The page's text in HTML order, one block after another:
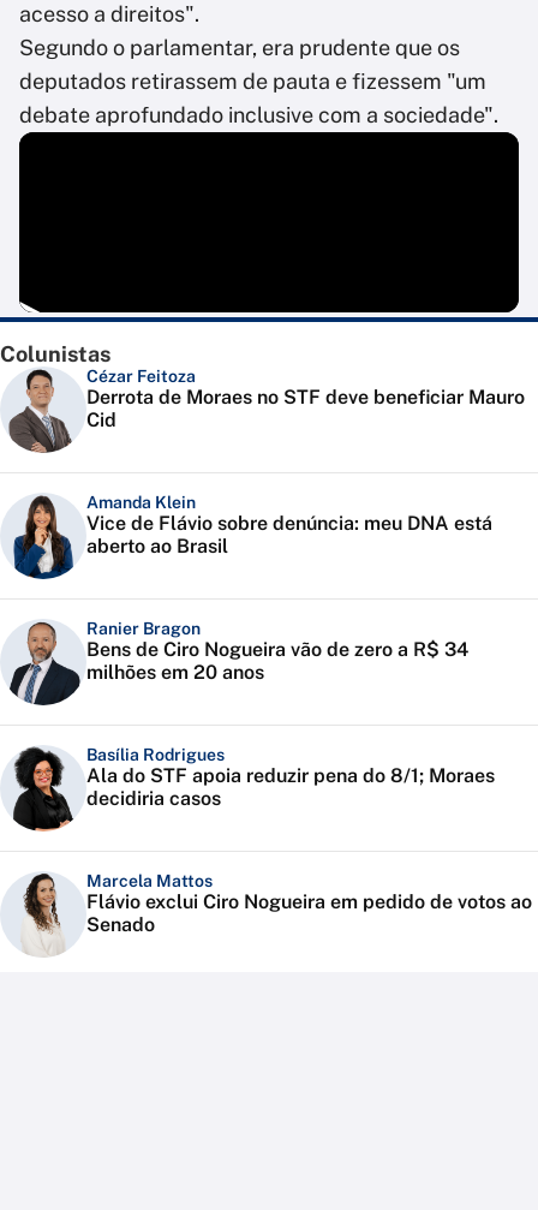
acesso a direitos".
Segundo o parlamentar, era prudente que os
deputados retirassem de pauta e fizessem "um
debate aprofundado inclusive com a sociedade".
Colunistas
Cézar Feitoza
Derrota de Moraes no STF deve beneficiar Mauro
Cid
Amanda Klein
Vice de Flávio sobre denúncia: meu DNA está
aberto ao Brasil
Ranier Bragon
Bens de Ciro Nogueira vão de zero a R$ 34
milhões em 20 anos
Basília Rodrigues
Ala do STF apoia reduzir pena do 8/1; Moraes
decidiria casos
Marcela Mattos
Flávio exclui Ciro Nogueira em pedido de votos ao
Senado